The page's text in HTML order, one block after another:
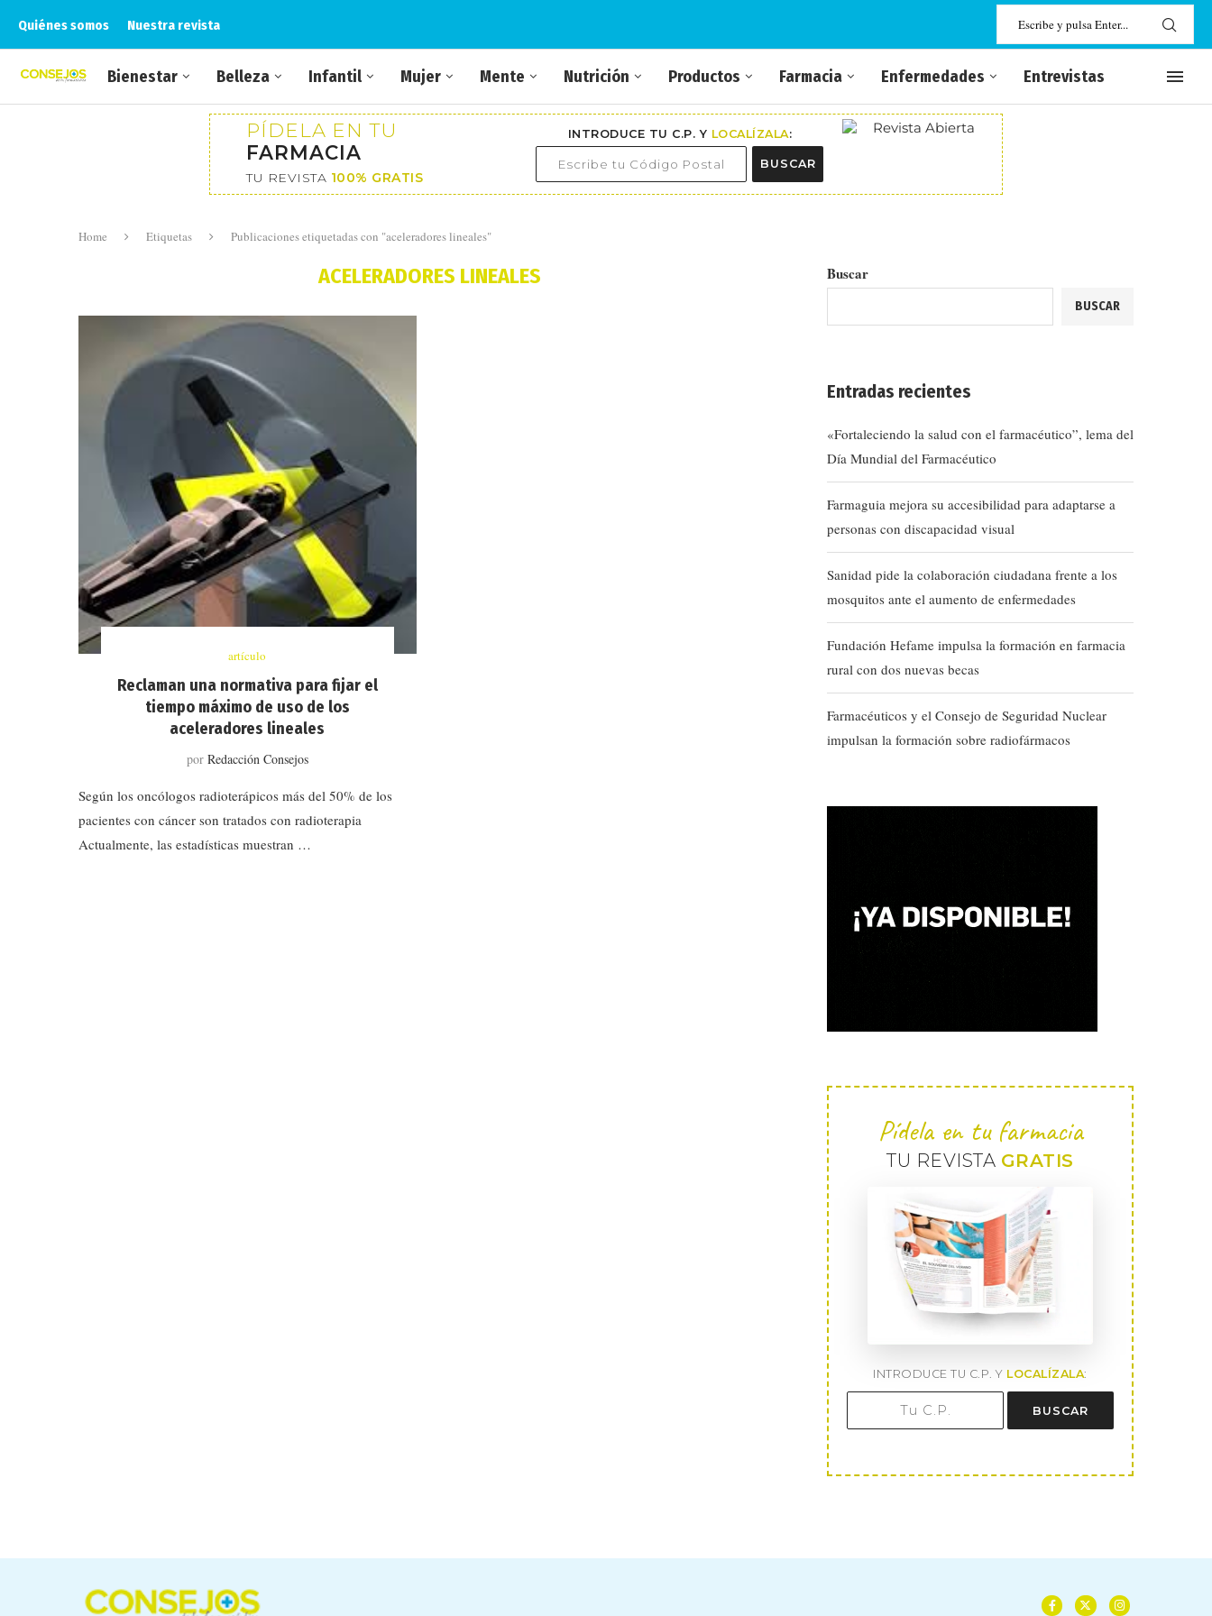
Quiénes somos Nuestra revista
Bienestar Belleza Infantil Mujer Mente Nutrición Productos Farmacia Enfermedades Entrevistas
PÍDELA EN TU
FARMACIA
TU REVISTA 100% GRATIS
INTRODUCE TU C.P. Y LOCALÍZALA:
BUSCAR
Home Etiquetas Publicaciones etiquetadas con "aceleradores lineales"
ACELERADORES LINEALES
artículo
Reclaman una normativa para fijar el
tiempo máximo de uso de los
aceleradores lineales
por Redacción Consejos
Según los oncólogos radioterápicos más del 50% de los
pacientes con cáncer son tratados con radioterapia
Actualmente, las estadísticas muestran …
Buscar
BUSCAR
Entradas recientes
«Fortaleciendo la salud con el farmacéutico”, lema del
Día Mundial del Farmacéutico
Farmaguia mejora su accesibilidad para adaptarse a
personas con discapacidad visual
Sanidad pide la colaboración ciudadana frente a los
mosquitos ante el aumento de enfermedades
Fundación Hefame impulsa la formación en farmacia
rural con dos nuevas becas
Farmacéuticos y el Consejo de Seguridad Nuclear
impulsan la formación sobre radiofármacos
Pídela en tu farmacia
TU REVISTA GRATIS
INTRODUCE TU C.P. Y LOCALÍZALA:
BUSCAR